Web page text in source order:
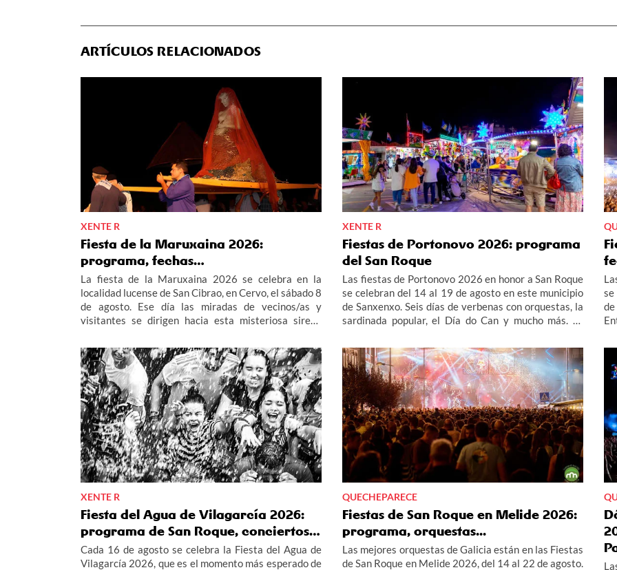
ARTÍCULOS RELACIONADOS
XENTE R
Fiesta de la Maruxaina 2026:
programa, fechas…
La fiesta de la Maruxaina 2026 se celebra en la
localidad lucense de San Cibrao, en Cervo, el sábado 8
de agosto. Ese día las miradas de vecinos/as y
visitantes se dirigen hacia esta misteriosa sirena
singulares del verano en Galicia. Te contamos más
sobre esta tradición y su agenda de actividades, con
fuegos, queimada y un multitudinario "Gran Xuízo
Popular". Consulta aquí el programa de la fiesta de la
Maruxaina 2026.
XENTE R
Fiestas de Portonovo 2026: programa
del San Roque
Las fiestas de Portonovo 2026 en honor a San Roque
se celebran del 14 al 19 de agosto en este municipio
de Sanxenxo. Seis días de verbenas con orquestas, la
sardinada popular, el Día do Can y mucho más. Te
Portonovo 2026.
se
XENTE R
Fiesta del Agua de Vilagarcía 2026:
programa de San Roque, conciertos…
Cada 16 de agosto se celebra la Fiesta del Agua de
Vilagarcía 2026, que es el momento más esperado de
QUECHEPARECE
Fiestas de San Roque en Melide 2026:
programa, orquestas...
Las mejores orquestas de Galicia están en las Fiestas
de San Roque en Melide 2026, del 14 al 22 de agosto.